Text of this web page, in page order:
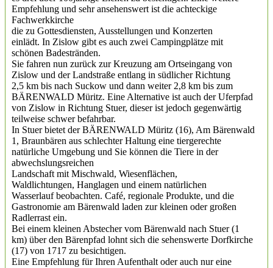
Empfehlung und sehr ansehenswert ist die achteckige
Fachwerkkirche
die zu Gottesdiensten, Ausstellungen und Konzerten
einlädt. In Zislow gibt es auch zwei Campingplätze mit
schönen Badestränden.
Sie fahren nun zurück zur Kreuzung am Ortseingang von
Zislow und der Landstraße entlang in südlicher Richtung
2,5 km bis nach Suckow und dann weiter 2,8 km bis zum
BÄRENWALD Müritz. Eine Alternative ist auch der Uferpfad
von Zislow in Richtung Stuer, dieser ist jedoch gegenwärtig
teilweise schwer befahrbar.
In Stuer bietet der BÄRENWALD Müritz (16), Am Bärenwald
1, Braunbären aus schlechter Haltung eine tiergerechte
natürliche Umgebung und Sie können die Tiere in der
abwechslungsreichen
Landschaft mit Mischwald, Wiesenflächen,
Waldlichtungen, Hanglagen und einem natürlichen
Wasserlauf beobachten. Café, regionale Produkte, und die
Gastronomie am Bärenwald laden zur kleinen oder großen
Radlerrast ein.
Bei einem kleinen Abstecher vom Bärenwald nach Stuer (1
km) über den Bärenpfad lohnt sich die sehenswerte Dorfkirche
(17) von 1717 zu besichtigen.
Eine Empfehlung für Ihren Aufenthalt oder auch nur eine